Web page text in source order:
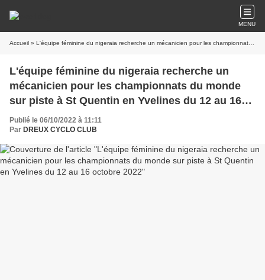
MENU
Accueil » L'équipe féminine du nigeraia recherche un mécanicien pour les championnats du monde sur piste à St Quentin en Yvelines du 12 au 16 octobre 2022
L'équipe féminine du nigeraia recherche un
mécanicien pour les championnats du monde
sur piste à St Quentin en Yvelines du 12 au 16
octobre 2022
Publié le 06/10/2022 à 11:11
Par DREUX CYCLO CLUB